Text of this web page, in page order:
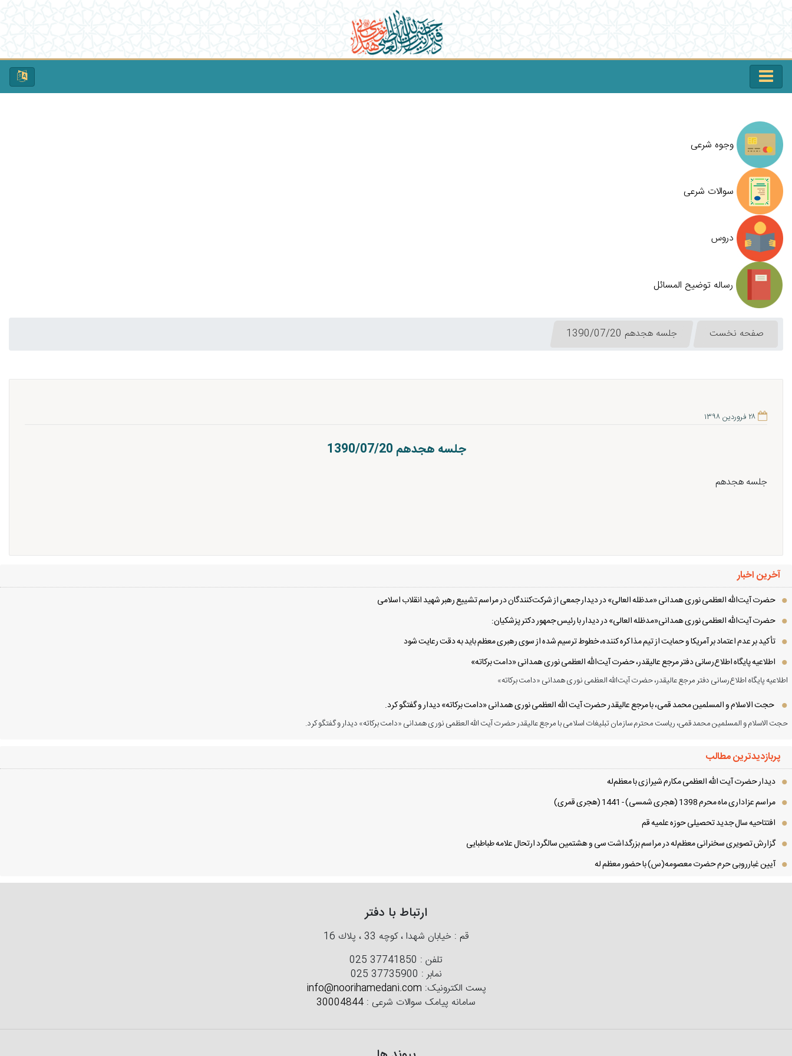
وجوه شرعی
سوالات شرعی
دروس
رساله توضیح المسائل
صفحه نخست جلسه هجدهم 1390/07/20
۲۸ فروردین ۱۳۹۸
جلسه هجدهم 1390/07/20
جلسه هجدهم
آخرین اخبار
حضرت آیت‌الله العظمی نوری همدانی «مدظله العالی» در دیدار جمعی از شرکت‌کنندگان در مراسم تشییع رهبر شهید انقلاب اسلامی
حضرت آیت‌الله العظمی نوری همدانی«مدظله العالی» در دیدار با رئیس جمهور دکتر پزشکیان:
تأکید بر عدم اعتماد بر آمریکا و حمایت از تیم مذاکره کننده، خطوط ترسیم شده از سوی رهبری معظم باید به دقت رعایت شود
اطلاعیه پایگاه اطلاع‌رسانی دفتر مرجع عالیقدر، حضرت آیت‌الله العظمی نوری همدانی «دامت برکاته»
اطلاعیه پایگاه اطلاع‌رسانی دفتر مرجع عالیقدر، حضرت آیت‌الله العظمی نوری همدانی «دامت برکاته»
حجت الاسلام و المسلمین محمد قمی، با مرجع عالیقدر حضرت آیت الله العظمی نوری همدانی «دامت برکاته» دیدار و گفتگو کرد.
حجت الاسلام و المسلمین محمد قمی، ریاست محترم سازمان تبلیغات اسلامی با مرجع عالیقدر حضرت آیت الله العظمی نوری همدانی «دامت برکاته» دیدار و گفتگو کرد.
پربازدیدترین مطالب
دیدار حضرت آیت الله العظمی مكارم شیرازی با معظم‌له
مراسم عزاداری ماه محرم 1398 (هجری شمسی) - 1441 (هجری قمری)
افتتاحیه سال جدید تحصیلی حوزه علمیه قم
گزارش تصویری سخنرانی معظم‌له در مراسم بزرگداشت سی و هشتمین سالگرد ارتحال علامه طباطبایی
آیین غبارروبی حرم حضرت معصومه(س) با حضور معظم له
ارتباط با دفتر
قم : خیابان شهدا ، كوچه 33 ، پلاك 16
تلفن : 025 37741850
نمابر : 025 37735900
پست الکترونیک: info@noorihamedani.com
سامانه پیامک سوالات شرعی : 30004844